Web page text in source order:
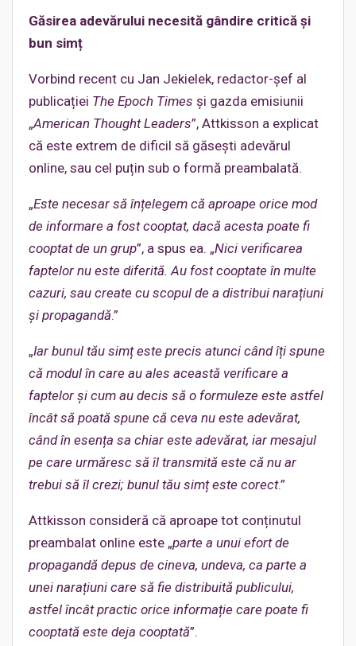
Găsirea adevărului necesită gândire critică și
bun simț
Vorbind recent cu Jan Jekielek, redactor-șef al
publicației The Epoch Times și gazda emisiunii
„American Thought Leaders”, Attkisson a explicat
că este extrem de dificil să găsești adevărul
online, sau cel puțin sub o formă preambalată.
„Este necesar să înțelegem că aproape orice mod
de informare a fost cooptat, dacă acesta poate fi
cooptat de un grup”, a spus ea. „Nici verificarea
faptelor nu este diferită. Au fost cooptate în multe
cazuri, sau create cu scopul de a distribui narațiuni
și propagandă.”
„Iar bunul tău simț este precis atunci când îți spune
că modul în care au ales această verificare a
faptelor și cum au decis să o formuleze este astfel
încât să poată spune că ceva nu este adevărat,
când în esența sa chiar este adevărat, iar mesajul
pe care urmăresc să îl transmită este că nu ar
trebui să îl crezi; bunul tău simț este corect.”
Attkisson consideră că aproape tot conținutul
preambalat online este „parte a unui efort de
propagandă depus de cineva, undeva, ca parte a
unei narațiuni care să fie distribuită publicului,
astfel încât practic orice informație care poate fi
cooptată este deja cooptată”.